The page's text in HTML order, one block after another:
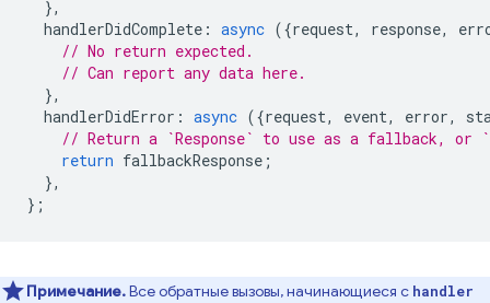
},
handlerDidComplete : async ({request, response,
// No return expected.
// Can report any data here.
},
handlerDidError : async ({request, event, error,
// Return a `Response` to use as a fallback, or
return fallbackResponse ;
},
};
Примечание.Все обратные вызовы, начинающиеся с handler